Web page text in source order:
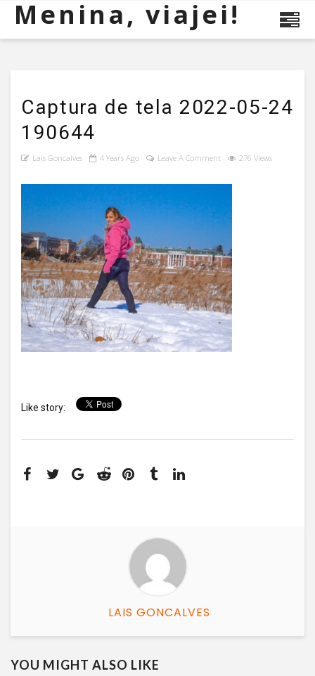
Menina, viajei!
Captura de tela 2022-05-24
190644
Lais Goncalves 4 Years Ago Leave A Comment 276 Views
Like story:
LAIS GONCALVES
YOU MIGHT ALSO LIKE